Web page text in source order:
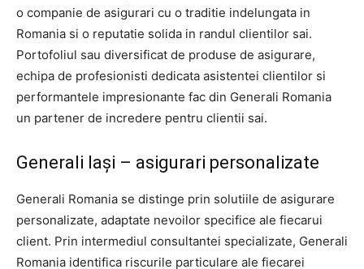
o companie de asigurari cu o traditie indelungata in
Romania si o reputatie solida in randul clientilor sai.
Portofoliul sau diversificat de produse de asigurare,
echipa de profesionisti dedicata asistentei clientilor si
performantele impresionante fac din Generali Romania
un partener de incredere pentru clientii sai.
Generali Iași – asigurari personalizate
Generali Romania se distinge prin solutiile de asigurare
personalizate, adaptate nevoilor specifice ale fiecarui
client. Prin intermediul consultantei specializate, Generali
Romania identifica riscurile particulare ale fiecarei